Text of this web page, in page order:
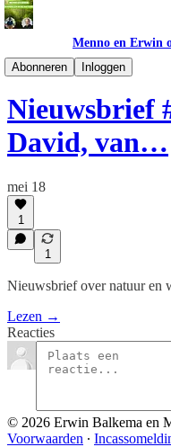
Menno en Erwin
Abonneren
Inloggen
Nieuwsbrief NL
Nieuwsbrief
David, van…
mei 18
1
1
Nieuwsbrief over natuur en
Lezen →
Reacties
© 2026 Erwin Balkema en
Voorwaarden ∙